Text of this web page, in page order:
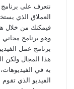
العملاق الذي
فيمكنك من خلال
وهو برنامج مجاني
هذا المجال ولكن
به في
الفيديو الذي